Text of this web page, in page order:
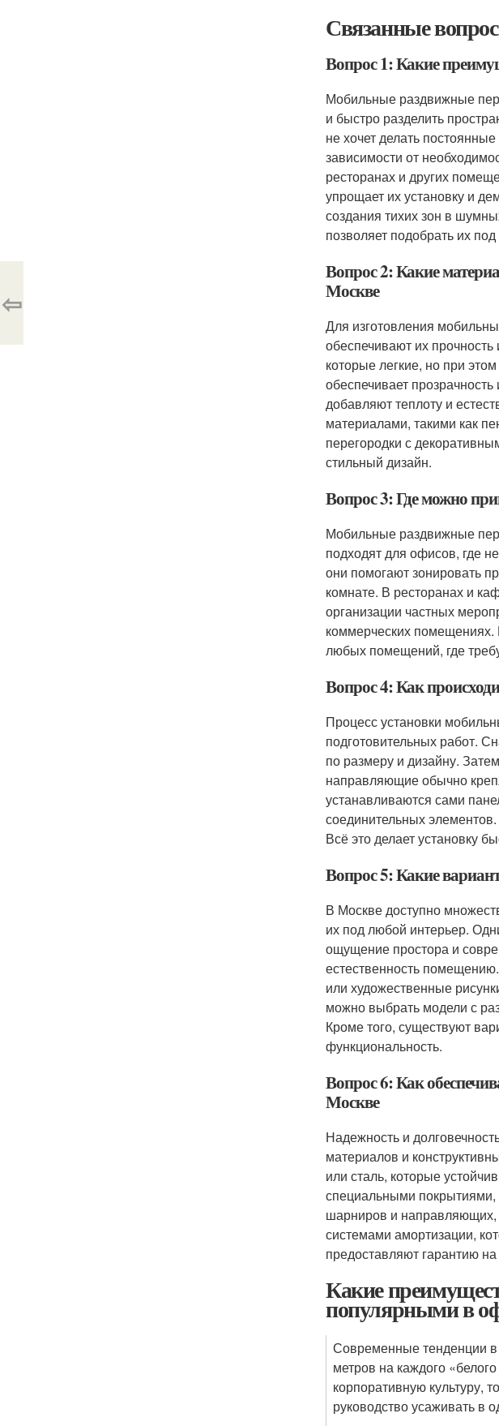
Связанные
Вопрос 1: Какие
Мобильные раздвижные
и быстро разделить
не хочет делать
зависимости от
ресторанах и других
упрощает их установку и
создания тихих зон в
позволяет подобрать их
Вопрос 2: Какие
Москве
Для изготовления
обеспечивают их
которые легкие, но при
обеспечивает
добавляют теплоту и
материалами, такими как
перегородки с
стильный дизайн.
Вопрос 3: Где можно
Мобильные раздвижные
подходят для офисов, где
они помогают зонировать
комнате. В ресторанах и
организации частных
коммерческих помещениях.
любых помещений, где
Вопрос 4: Как
Процесс установки
подготовительных работ.
по размеру и дизайну.
направляющие обычно
устанавливаются сами
соединительных
Всё это делает установку
Вопрос 5: Какие
В Москве доступно
их под любой интерьер.
ощущение простора и
естественность
или художественные
можно выбрать модели с
Кроме того, существуют
функциональность.
Вопрос 6: Как
Москве
Надежность и
материалов и
или сталь, которые
специальными покрытиями,
шарниров и
системами амортизации,
предоставляют гарантию
Какие
популярными в
Современные тенденции
метров на каждого
корпоративную культуру,
руководство усаживать
⇦